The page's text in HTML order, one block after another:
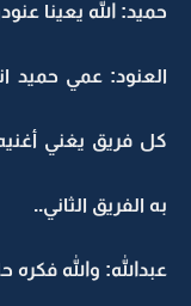
حميد: الله يعينا
العنود: عمي
كل فريق يغني
به الفريق الثاني..
عبدالله: والله